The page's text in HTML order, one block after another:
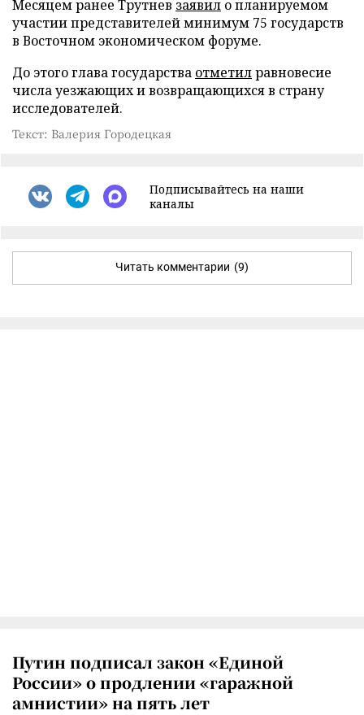
Месяцем ранее Трутнев заявил о планируемом
участии представителей минимум 75 государств
в Восточном экономическом форуме.
До этого глава государства отметилравновесие
числа уезжающих и возвращающихся в страну
исследователей.
Текст: Валерия Городецкая
Подписывайтесь на наши
каналы
Читать комментарии (9)
Путин подписал закон «Единой
России» о продлении «гаражной
амнистии» на пять лет